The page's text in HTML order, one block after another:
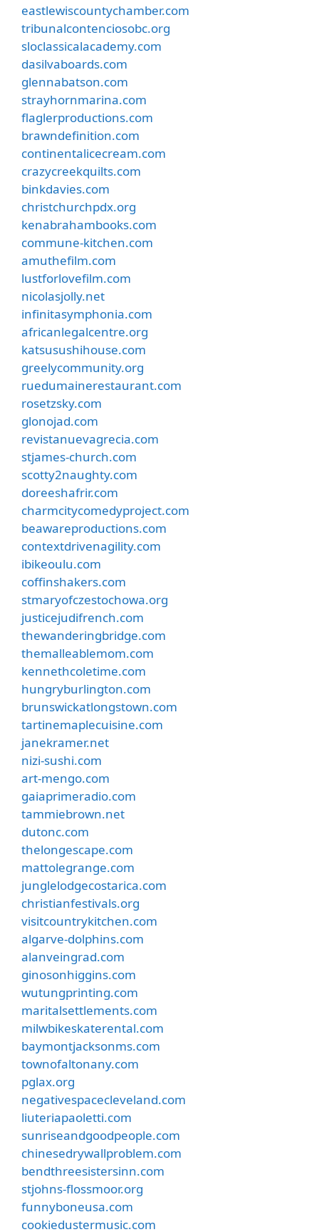
eastlewiscountychamber.com
tribunalcontenciosobc.org
sloclassicalacademy.com
dasilvaboards.com
glennabatson.com
strayhornmarina.com
flaglerproductions.com
brawndefinition.com
continentalicecream.com
crazycreekquilts.com
binkdavies.com
christchurchpdx.org
kenabrahambooks.com
commune-kitchen.com
amuthefilm.com
lustforlovefilm.com
nicolasjolly.net
infinitasymphonia.com
africanlegalcentre.org
katsusushihouse.com
greelycommunity.org
ruedumainerestaurant.com
rosetzsky.com
glonojad.com
revistanuevagrecia.com
stjames-church.com
scotty2naughty.com
doreeshafrir.com
charmcitycomedyproject.com
beawareproductions.com
contextdrivenagility.com
ibikeoulu.com
coffinshakers.com
stmaryofczestochowa.org
justicejudifrench.com
thewanderingbridge.com
themalleablemom.com
kennethcoletime.com
hungryburlington.com
brunswickatlongstown.com
tartinemaplecuisine.com
janekramer.net
nizi-sushi.com
art-mengo.com
gaiaprimeradio.com
tammiebrown.net
dutonc.com
thelongescape.com
mattolegrange.com
junglelodgecostarica.com
christianfestivals.org
visitcountrykitchen.com
algarve-dolphins.com
alanveingrad.com
ginosonhiggins.com
wutungprinting.com
maritalsettlements.com
milwbikeskaterental.com
baymontjacksonms.com
townofaltonany.com
pglax.org
negativespacecleveland.com
liuteriapaoletti.com
sunriseandgoodpeople.com
chinesedrywallproblem.com
bendthreesistersinn.com
stjohns-flossmoor.org
funnyboneusa.com
cookiedustermusic.com